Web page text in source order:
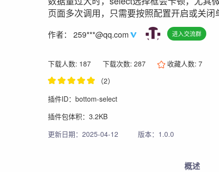
页面多次调用，只需要按照配置开启或关
作者：259***@qq.com 进入交流群
下载人数: 187 下载次数: 287 收藏人数:7
（2）
插件ID：bottom-select
插件包体积：3.2KB
更新日期：2025-04-12
版本：1.0.0
概述